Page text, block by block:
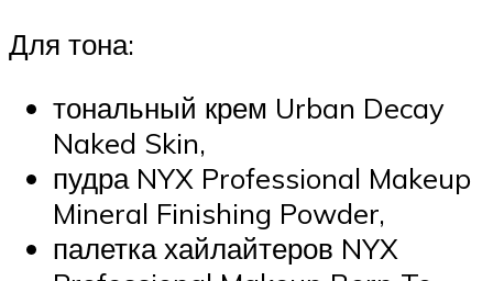
Для тона:
тональный крем Urban Decay
Naked Skin,
пудра NYX Professional Makeup
Mineral Finishing Powder,
палетка хайлайтеров NYX